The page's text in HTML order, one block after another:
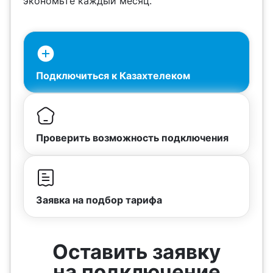
Подключиться к Казахтелеком
Проверить возможность подключения
Заявка на подбор тарифа
Оставить заявку